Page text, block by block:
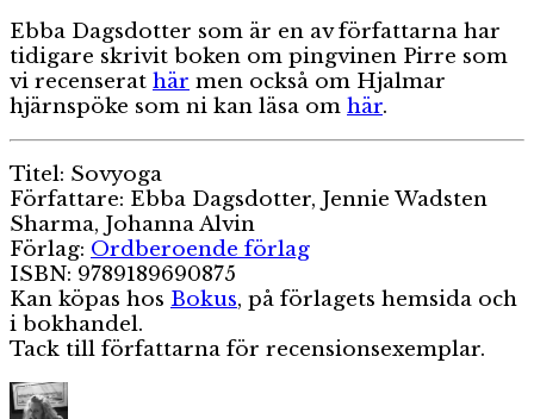
Ebba Dagsdotter som är en av författarna har
tidigare skrivit boken om pingvinen Pirre som
vi recenserat här men också om Hjalmar
hjärnspöke som ni kan läsa om här.
Titel: Sovyoga
Författare: Ebba Dagsdotter, Jennie Wadsten
Sharma, Johanna Alvin
Förlag: Ordberoende förlag
ISBN: 9789189690875
Kan köpas hos Bokus, på förlagets hemsida och
i bokhandel.
Tack till författarna för recensionsexemplar.
Författare